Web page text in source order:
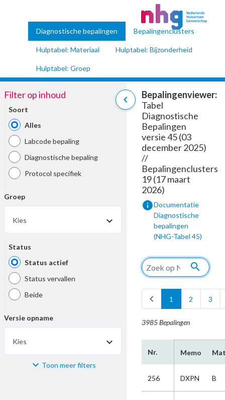
Diagnostische bepalingen Bepalingenclusters
Hulptabel: Materiaal Hulptabel: Bijzonderheid
Hulptabel: Groep
chevron_left
Filter op inhoud
Soort
Alles
Labcode bepaling
Diagnostische bepaling
Protocol specifiek
Groep
Kies
Status
Status actief
Status vervallen
Beide
Versie opname
Kies
Materiaal Toon meer filters
Bepalingenviewer:
Tabel
Diagnostische
Bepalingen
versie 45 (03
december 2025)
//
Bepalingenclusters
19 (17 maart
2026)
infoDocumentatie
Diagnostische
bepalingen
(NHG-Tabel 45)
search
chevron_left 1 2 3
3985 Bepalingen
Nr. Memo
256 DXPN B